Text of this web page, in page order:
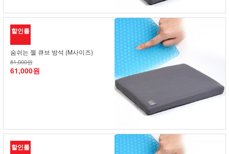
할인률
숨쉬는 젤 큐브 방석 (M사이즈)
81,000원
61,000원
할인률